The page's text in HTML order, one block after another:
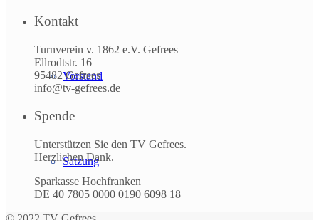
Vorstand
Satzung
Kontakt
Turnverein v. 1862 e.V. Gefrees
Ellrodtstr. 16
95482 Gefrees
info@tv-gefrees.de
Spende
Unterstützen Sie den TV Gefrees.
Herzlichen Dank.
Sparkasse Hochfranken
DE 40 7805 0000 0190 6098 18